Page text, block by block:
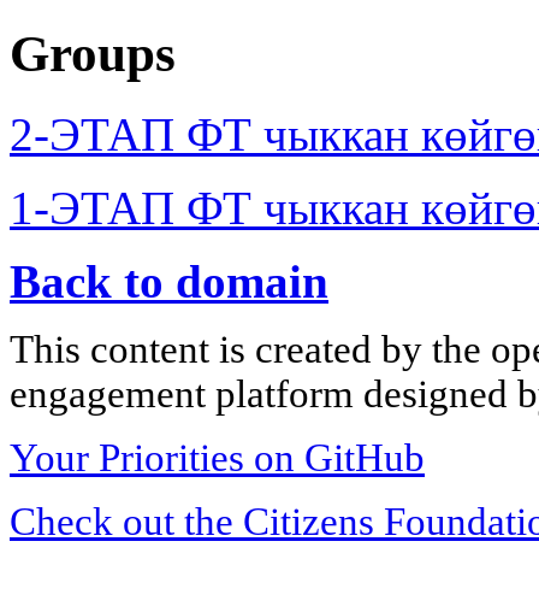
Groups
2-ЭТАП ФТ чыккан
1-ЭТАП ФТ чыккан
Back to domain
This content is created by the
engagement platform designed
Your Priorities on GitHub
Check out the Citizens